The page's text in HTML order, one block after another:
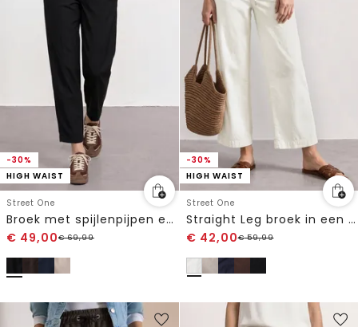
-30%
HIGH WAIST
Street One
Broek met spijlenpijpen en gespdetail
€ 49,00€69,99
-30%
HIGH WAIST
Street One
Straight Leg broek in een gewassen look
€ 42,00€59,99